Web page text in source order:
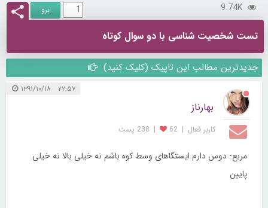
9.74K
تست شخصیت شناسی با دو سوال کوتاه
جدیدترین مطالب این تاپیک (کلیک کنید)
۲۲:۵۷ ۱۳۹۱/۱۰/۱۸
بهارناز
کاربر فعال |
62
| 238 پست
مربع- دوس دارم ایستگاهای وسط کوه باشم نه خیلی بالا نه خیلی
پایین